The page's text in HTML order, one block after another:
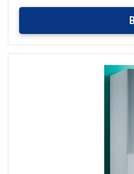
и приготовление горячей
частичную мощность.